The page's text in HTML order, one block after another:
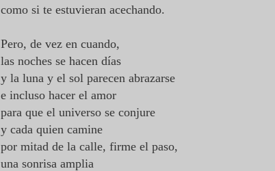
como si te estuvieran acechando.
Pero, de vez en cuando,
las noches se hacen días
y la luna y el sol parecen abrazarse
e incluso hacer el amor
para que el universo se conjure
y cada quien camine
por mitad de la calle, firme el paso,
una sonrisa amplia